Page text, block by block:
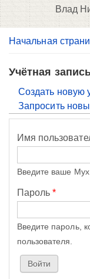
Влад
Вы здесь
Начальная
Учётная
Главные
Создать новую
Запросить
Имя
Введите ваше
Пароль*
Введите пароль,
пользователя.